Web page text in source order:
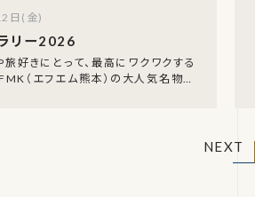
リー2026
好きにとって、最高にワクワクする
（エフエム熊本）の大人気名物企
日(金)
NEXT